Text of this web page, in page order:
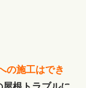
の施工はでき